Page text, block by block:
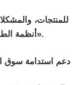
أنظمة الطاقة الشمسية الكهروضوئية».